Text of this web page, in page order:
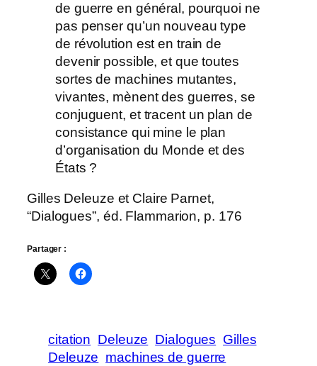
de guerre en général, pourquoi ne
pas penser qu’un nouveau type
de révolution est en train de
devenir possible, et que toutes
sortes de machines mutantes,
vivantes, mènent des guerres, se
conjuguent, et tracent un plan de
consistance qui mine le plan
d’organisation du Monde et des
États ?
Gilles Deleuze et Claire Parnet,
“Dialogues”, éd. Flammarion, p. 176
Partager :
citation Deleuze Dialogues Gilles
Deleuze machines de guerre